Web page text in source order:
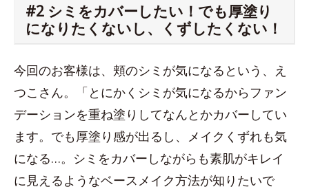
#2 シミをカバーしたい！でも厚塗り
になりたくないし、くずしたくない！
今回のお客様は、頬のシミが気になるという、え
つこさん。「とにかくシミが気になるからファン
デーションを重ね塗りしてなんとかカバーしてい
ます。でも厚塗り感が出るし、メイクくずれも気
になる…。シミをカバーしながらも素肌がキレイ
に見えるようなベースメイク方法が知りたいで